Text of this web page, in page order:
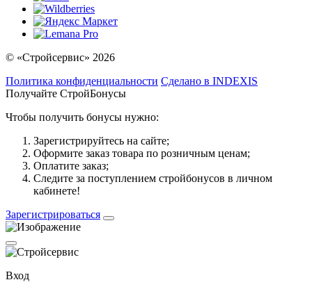
© «Стройсервис» 2026
Политика конфиденциальности Сделано в INDEXIS
Получайте СтройБонусы
Чтобы получить бонусы нужно:
Зарегистрируйтесь на сайте;
Оформите заказ товара по розничным ценам;
Оплатите заказ;
Следите за поступлением стройбонусов в личном
кабинете!
Зарегистрироваться
Вход